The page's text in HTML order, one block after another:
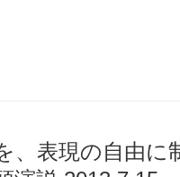
、表現の自由に